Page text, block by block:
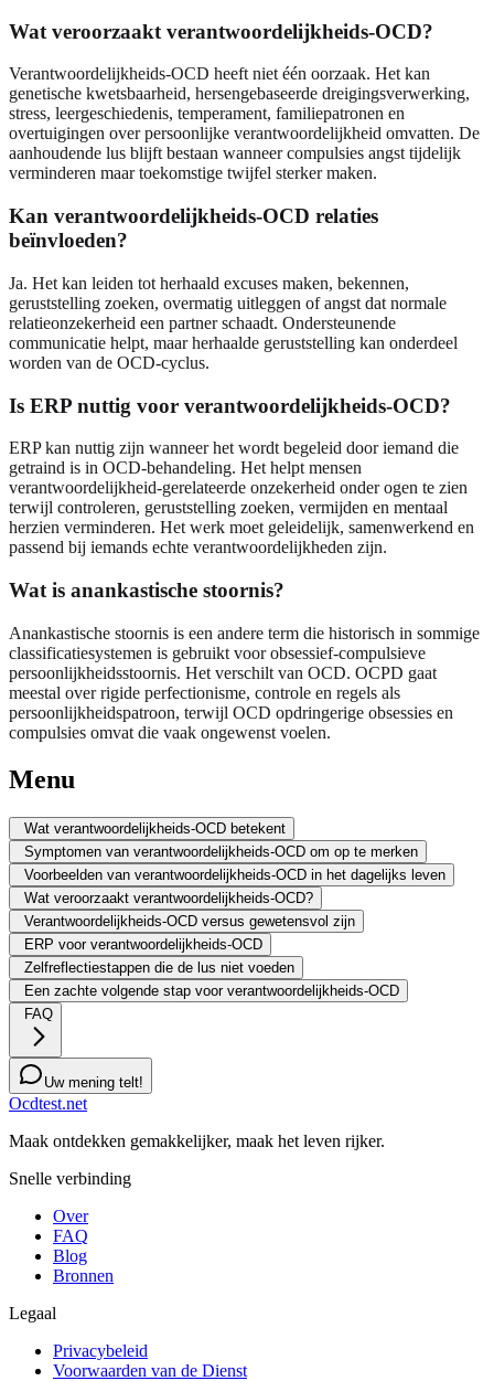
Wat veroorzaakt verantwoordelijkheids-OCD?
Verantwoordelijkheids-OCD heeft niet één oorzaak. Het kan
genetische kwetsbaarheid, hersengebaseerde dreigingsverwerking,
stress, leergeschiedenis, temperament, familiepatronen en
overtuigingen over persoonlijke verantwoordelijkheid omvatten. De
aanhoudende lus blijft bestaan wanneer compulsies angst tijdelijk
verminderen maar toekomstige twijfel sterker maken.
Kan verantwoordelijkheids-OCD relaties
beïnvloeden?
Ja. Het kan leiden tot herhaald excuses maken, bekennen,
geruststelling zoeken, overmatig uitleggen of angst dat normale
relatieonzekerheid een partner schaadt. Ondersteunende
communicatie helpt, maar herhaalde geruststelling kan onderdeel
worden van de OCD-cyclus.
Is ERP nuttig voor verantwoordelijkheids-OCD?
ERP kan nuttig zijn wanneer het wordt begeleid door iemand die
getraind is in OCD-behandeling. Het helpt mensen
verantwoordelijkheid-gerelateerde onzekerheid onder ogen te zien
terwijl controleren, geruststelling zoeken, vermijden en mentaal
herzien verminderen. Het werk moet geleidelijk, samenwerkend en
passend bij iemands echte verantwoordelijkheden zijn.
Wat is anankastische stoornis?
Anankastische stoornis is een andere term die historisch in sommige
classificatiesystemen is gebruikt voor obsessief-compulsieve
persoonlijkheidsstoornis. Het verschilt van OCD. OCPD gaat
meestal over rigide perfectionisme, controle en regels als
persoonlijkheidspatroon, terwijl OCD opdringerige obsessies en
compulsies omvat die vaak ongewenst voelen.
Menu
Wat verantwoordelijkheids-OCD betekent
Symptomen van verantwoordelijkheids-OCD om op te merken
Voorbeelden van verantwoordelijkheids-OCD in het dagelijks leven
Wat veroorzaakt verantwoordelijkheids-OCD?
Verantwoordelijkheids-OCD versus gewetensvol zijn
ERP voor verantwoordelijkheids-OCD
Zelfreflectiestappen die de lus niet voeden
Een zachte volgende stap voor verantwoordelijkheids-OCD
FAQ
Uw mening telt!
Ocdtest.net
Maak ontdekken gemakkelijker, maak het leven rijker.
Snelle verbinding
Over
FAQ
Blog
Bronnen
Legaal
Privacybeleid
Voorwaarden van de Dienst